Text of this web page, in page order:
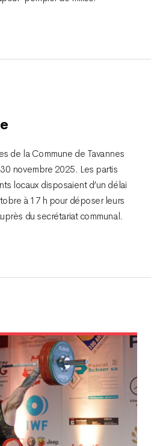
de la Commune de Tavannes
novembre 2025. Les partis
locaux disposaient d’un délai
à 17 h pour déposer leurs
du secrétariat communal.